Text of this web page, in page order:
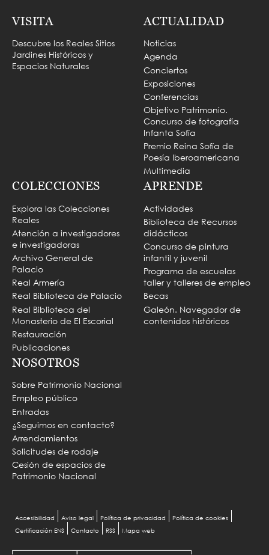
VISITA
Descubre los Reales Sitios
Jardines Históricos y
Espacios Naturales
ACTUALIDAD
Noticias
Agenda
Conciertos
Exposiciones
Conferencias
Objetivo Patrimonio.
Concurso de fotografía
Infanta Sofía
Premio Reina Sofía de
Poesía Iberoamericana
Multimedia
COLECCIONES
Explora las Colecciones
Reales
Atención a investigadores
e investigadoras
Archivo General de
Palacio
Real Armería
Real Biblioteca de Palacio
Real Biblioteca del
Monasterio de El Escorial
Restauración
Publicaciones
APRENDE
Actividades
Biblioteca de Recursos
didácticos
Concurso de pintura
infantil y juvenil
Programa de escuelas
taller y talleres de empleo
Becas
Galeón. Navegador de
contenidos históricos
NOSOTROS
Sobre Patrimonio Nacional
Empleo público
Entradas
¿Seguimos en contacto?
Arrendamientos
Solicitudes de rodaje
Cesión de espacios de
Patrimonio Nacional
Menu
Accesibilidad Aviso legal Política de privacidad
Política de cookies
Certificación ENS
Contacto RSS Mapa web